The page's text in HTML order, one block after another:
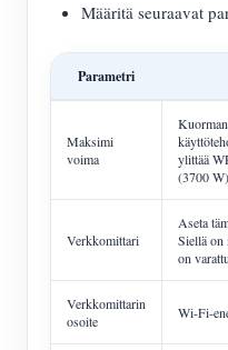
Määritä seuraavat
Parametri
Maksimi
voima
ylittää
(3700
Verkkomittari
Aseta
Siellä
on
Verkkomittarin
osoite
Wi-Fi-